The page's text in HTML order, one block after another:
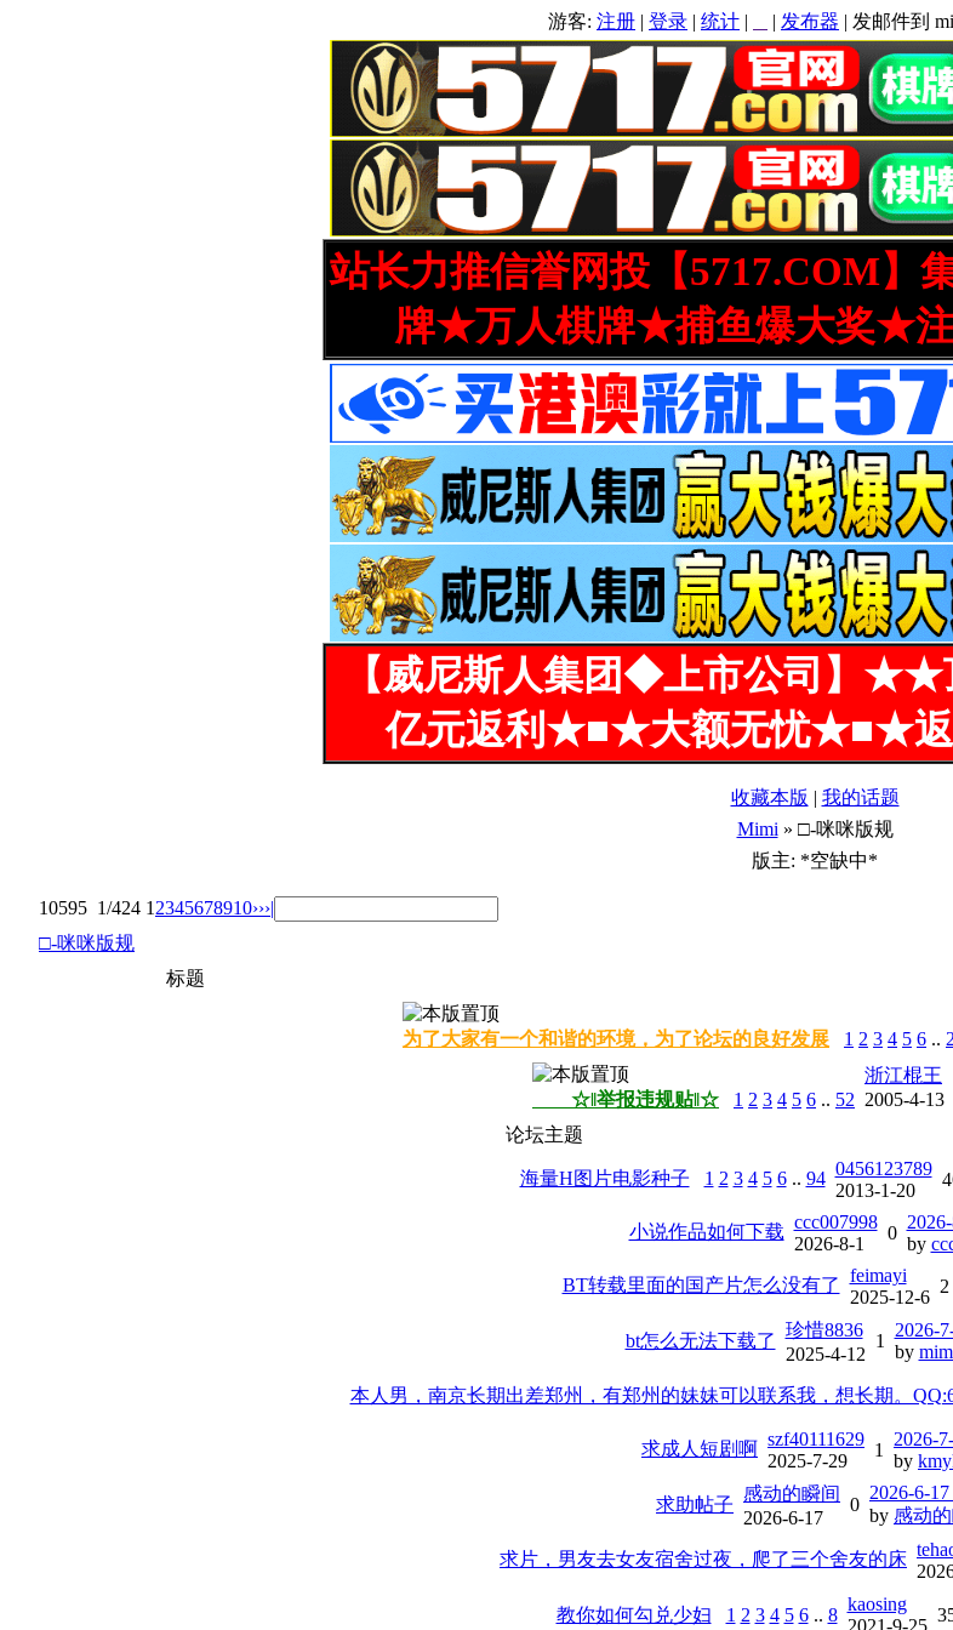
游客: 注册 | 登录 | 统计 | | 发布器 | 发邮件到
站长力推信誉网投【5717.COM】
牌★万人棋牌★捕鱼爆大奖★注
【威尼斯人集团◆上市公司】
亿元返利★■★大额无忧★■★
收藏本版 | 我的话题
Mimi » □-咪咪版规
版主: *空缺中*
10595 1/424 1 2345678910›››|
□-咪咪版规
标题
为了大家有一个和谐的环境，为了论坛的良好发展 1 2 3 4 5 6 ..
☆‖举报违规贴‖☆ 1 2 3 4 5 6 .. 52
浙江棍王
2005-4-13
论坛主题
海量H图片电影种子 1 2 3 4 5 6.. 94 0456123789
2013-1-20
小说作品如何下载 ccc007998
2026-8-1
0
by
BT转载里面的国产片怎么没有了 feimayi
2025-12-6
2
bt怎么无法下载了
珍惜8836
2025-4-12
1
2026-
by
本人男，南京长期出差郑州，有郑州的妹妹可以联系我，想长期。
求成人短剧啊 szf40111629
2025-7-29
1
2026-
by
求助帖子
感动的瞬间
2026-6-17
0
2026-6-
by 感动
求片，男友去女友宿舍过夜，爬了三个舍友的床
教你如何勾兑少妇 1 2 3 4 5 6.. 8
kaosing
2021-9-25